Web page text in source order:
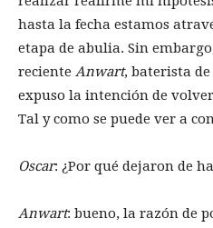
hasta la fecha estamos
etapa de abulia. Sin
reciente Anwart, baterista de
expuso la intención de
Tal y como se puede ver a
Oscar: ¿Por qué dejaron de
Anwart: bueno, la razón de